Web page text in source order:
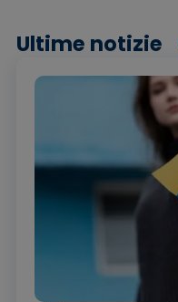
Ultime notizie